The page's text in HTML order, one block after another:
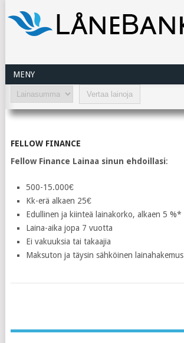
MENY
FELLOW FINANCE
Fellow Finance Lainaa sinun ehdoillasi:
500-15.000€
Kk-erä alkaen 25€
Edullinen ja kiinteä lainakorko, alkaen 5 %*
Laina-aika jopa 7 vuotta
Ei vakuuksia tai takaajia
Maksuton ja täysin sähköinen lainahakemus